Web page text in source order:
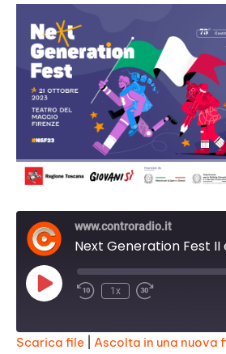
www.controradio.it
Next Generation Fest II
Play
Episode
1x
Scarica file Ascolta in una nuova